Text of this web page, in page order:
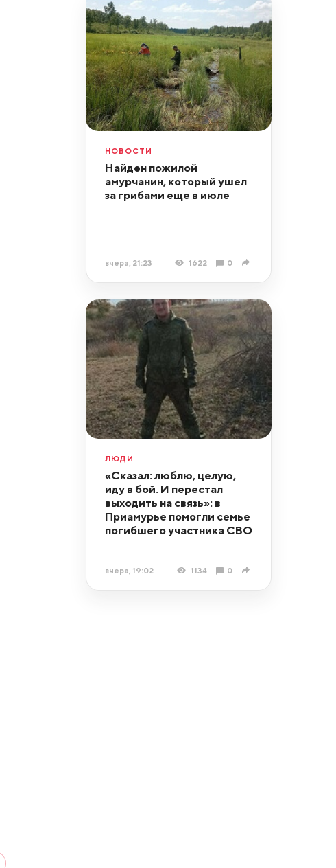
НОВОСТИ
Найден пожилой
амурчанин, который ушел
за грибами еще в июле
вчера, 21:23 1622 0
ЛЮДИ
«Сказал: люблю, целую,
иду в бой. И перестал
выходить на связь»: в
Приамурье помогли семье
погибшего участника СВО
вчера, 19:02 1134 0